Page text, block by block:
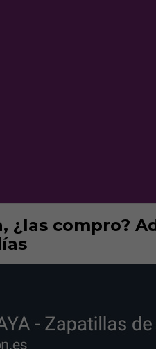
¿las compro?